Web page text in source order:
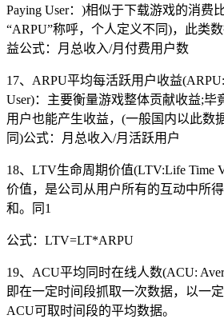
Paying User：)相似于下载游戏的消费
“ARPU”称呼，个人定义不同)，此类
益公式：月总收入/月付费用户数
17、ARPU平均每活跃用户收益(ARPU:
User)：主要衡量游戏整体贡献收益;毕
用户也能产生收益，(一般国内以此数
同)公式：月总收入/月活跃用户
18、LTV生命周期价值(LTV:Life Time
价值，是公司从用户所有的互动中所
和。同1
公式：LTV=LT*ARPU
19、ACU平均同时在线人数(ACU:
即在一定时间段抓取一次数据，以一
ACU可取时间段的平均数据。